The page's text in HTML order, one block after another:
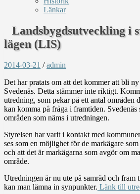
Länkar
Landsbygdsutveckling i
lägen (LIS)
2014-03-21 /admin
Det har pratats om att det kommer att bli
Svedenäs. Detta stämmer inte riktigt.
utredning, som pekar på ett antal områden
kan komma på fråga i framtiden. Svedenäs
områden som näms i utredningen.
Styrelsen har varit i kontakt med
ses som en möjlighet för de markägare
och att det är markägarna som avgör om
område.
Utredningen är nu ute på samråd och fram
kan man lämna in synpunkter. Länk till